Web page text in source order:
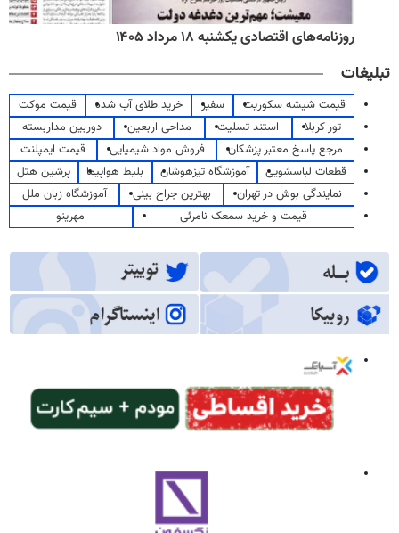
روزنامه‌های اقتصادی یکشنبه ۱۸ مرداد ۱۴۰۵
تبلیغات
قیمت شیشه سکوریت سفیر خرید طلای آب شده
قیمت موکت
تور کربلا
استند تسلیت مداحی اربعین
دوربین مداربسته
مرجع پاسخ معتبر پزشکان
فروش مواد شیمیایی
قیمت ایمپلنت
قطعات لباسشویی
آموزشگاه تیزهوشان بلیط هواپیما
پرشین هتل
نمایندگی بوش در تهران
بهترین جراح بینی
آموزشگاه زبان ملل
قیمت و خرید سمعک نامرئی
مهرینو